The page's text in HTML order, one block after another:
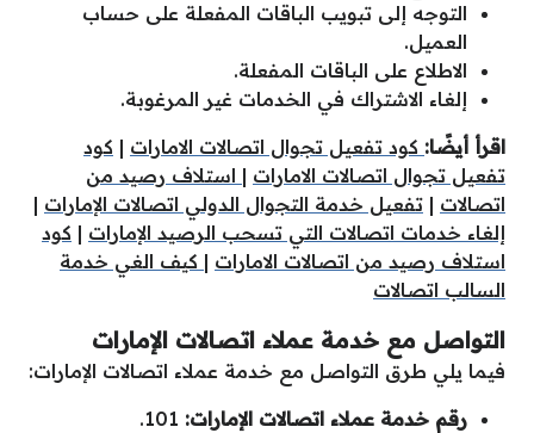
التوجه إلى تبويب الباقات المفعلة على حساب
العميل.
الاطلاع على الباقات المفعلة.
إلغاء الاشتراك في الخدمات غير المرغوبة.
اقرأ أيضًا: كود تفعيل تجوال اتصالات الامارات | كود
تفعيل تجوال اتصالات الامارات | استلاف رصيد من
اتصالات | تفعيل خدمة التجوال الدولي اتصالات الإمارات |
إلغاء خدمات اتصالات التي تسحب الرصيد الإمارات | كود
استلاف رصيد من اتصالات الامارات | كيف الغي خدمة
السالب اتصالات
التواصل مع خدمة عملاء اتصالات الإمارات
فيما يلي طرق التواصل مع خدمة عملاء اتصالات الإمارات:
رقم خدمة عملاء اتصالات الإمارات: